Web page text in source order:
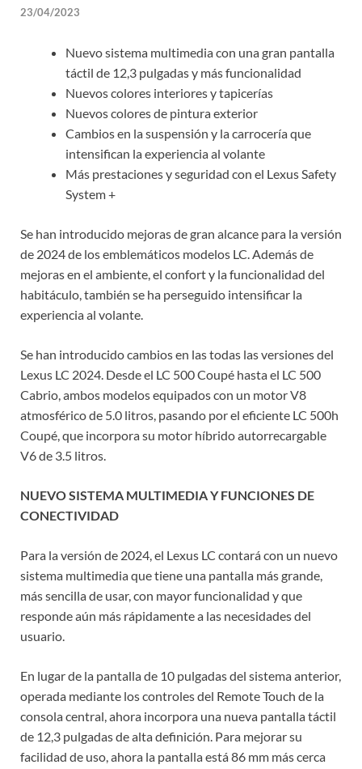
23/04/2023
Nuevo sistema multimedia con una gran pantalla
táctil de 12,3 pulgadas y más funcionalidad
Nuevos colores interiores y tapicerías
Nuevos colores de pintura exterior
Cambios en la suspensión y la carrocería que
intensifican la experiencia al volante
Más prestaciones y seguridad con el Lexus Safety
System +
Se han introducido mejoras de gran alcance para la versión
de 2024 de los emblemáticos modelos LC. Además de
mejoras en el ambiente, el confort y la funcionalidad del
habitáculo, también se ha perseguido intensificar la
experiencia al volante.
Se han introducido cambios en las todas las versiones del
Lexus LC 2024. Desde el LC 500 Coupé hasta el LC 500
Cabrio, ambos modelos equipados con un motor V8
atmosférico de 5.0 litros, pasando por el eficiente LC 500h
Coupé, que incorpora su motor híbrido autorrecargable
V6 de 3.5 litros.
NUEVO SISTEMA MULTIMEDIA Y FUNCIONES DE
CONECTIVIDAD
Para la versión de 2024, el Lexus LC contará con un nuevo
sistema multimedia que tiene una pantalla más grande,
más sencilla de usar, con mayor funcionalidad y que
responde aún más rápidamente a las necesidades del
usuario.
En lugar de la pantalla de 10 pulgadas del sistema anterior,
operada mediante los controles del Remote Touch de la
consola central, ahora incorpora una nueva pantalla táctil
de 12,3 pulgadas de alta definición. Para mejorar su
facilidad de uso, ahora la pantalla está 86 mm más cerca